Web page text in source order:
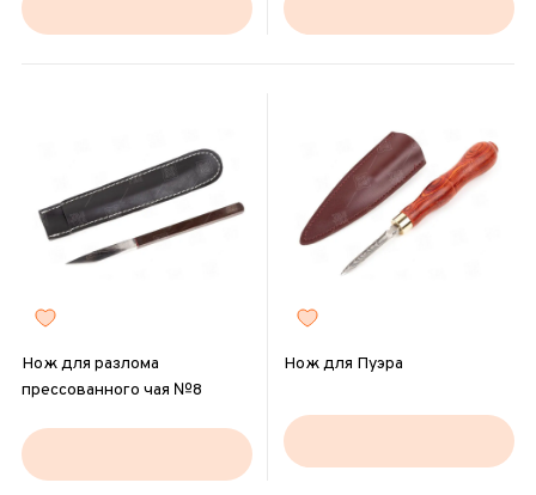
Нож для разлома
прессованного чая №8
Нож для Пуэра